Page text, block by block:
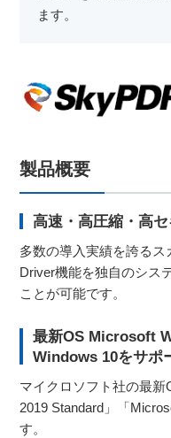
ます。
製品概要
高速・高圧縮・高
多数の導入実績を誇る
Driver機能を独自のシス
ことが可能です。
最新OS Microsoft
Windows 10をサポ
マイクロソフト社の最
2019 Standard」「
す。